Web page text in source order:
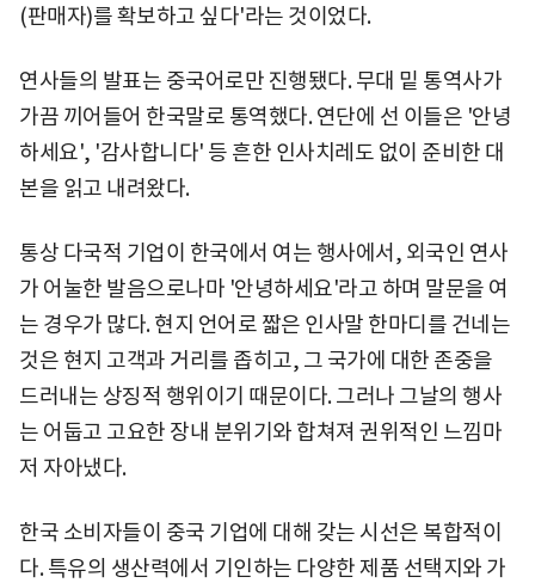
(판매자)를 확보하고 싶다'라는 것이었다.
연사들의 발표는 중국어로만 진행됐다. 무대 밑 통역사가
가끔 끼어들어 한국말로 통역했다. 연단에 선 이들은 '안녕
하세요', '감사합니다' 등 흔한 인사치레도 없이 준비한 대
본을 읽고 내려왔다.
통상 다국적 기업이 한국에서 여는 행사에서, 외국인 연사
가 어눌한 발음으로나마 '안녕하세요'라고 하며 말문을 여
는 경우가 많다. 현지 언어로 짧은 인사말 한마디를 건네는
것은 현지 고객과 거리를 좁히고, 그 국가에 대한 존중을
드러내는 상징적 행위이기 때문이다. 그러나 그날의 행사
는 어둡고 고요한 장내 분위기와 합쳐져 권위적인 느낌마
저 자아냈다.
한국 소비자들이 중국 기업에 대해 갖는 시선은 복합적이
다. 특유의 생산력에서 기인하는 다양한 제품 선택지와 가